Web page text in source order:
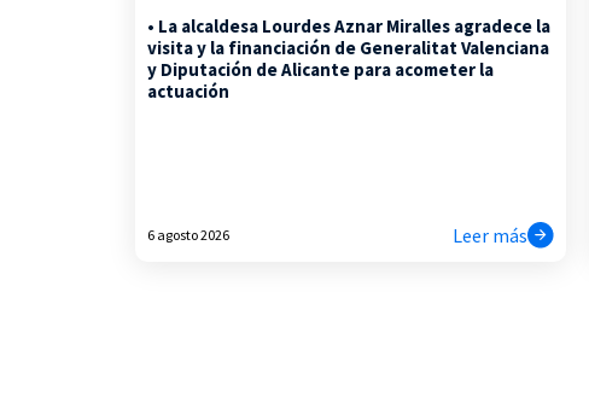
• La alcaldesa Lourdes Aznar Miralles agradece la
visita y la financiación de Generalitat Valenciana
y Diputación de Alicante para acometer la
actuación
6 agosto 2026 Leer más